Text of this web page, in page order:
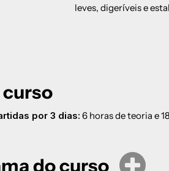
leves, digeríveis e
curso
por 3 dias: 6 horas de teoria e
do curso